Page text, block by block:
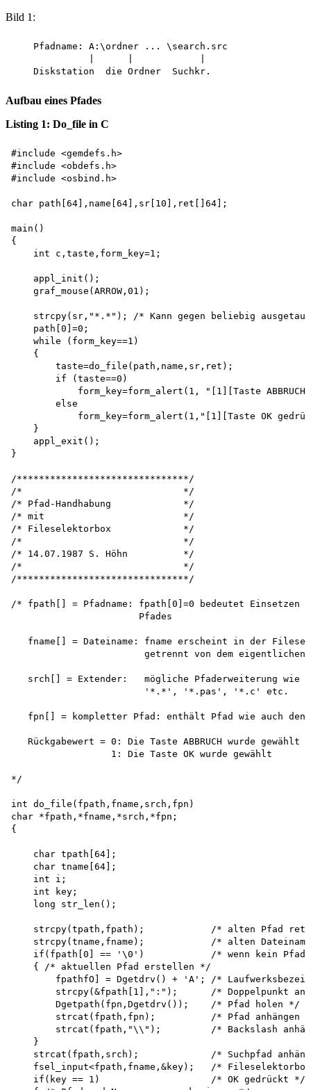
Bild 1:
    Pfadname: A:\ordner ... \search.src
Aufbau eines Pfades
Listing 1: Do_file in C
#include <gemdefs.h>
#include <obdefs.h>
#include <osbind.h>
char path[64],name[64],sr[10],ret[]64];
main()
{
    int c,taste,form_key=1;
    appl_init();
    graf_mouse(ARROW,01);
strcpy(sr,"*.*"); /* Kann gegen beliebig
    path[0]=0;
    while (form_key==1)
    {
        taste=do_file(path,name,sr,ret);
        if (taste==0)
form_key=form_alert(1, "[1][Taste
        else
form_key=form_alert(1,"[1][Taste OK
    }
    appl_exit();
}
/*******************************/
/*                             */
/* Pfad-Handhabung             */
/* mit                         */
/* Fileselektorbox             */
/*                             */
/* 14.07.1987 S. Höhn          */
/*                             */
/*******************************/
/* fpath[] = Pfadname: fpath[0]=0 bedeutet Einsetzen
                       Pfades
fname[] = Dateiname: fname erscheint in der
getrennt von dem eigentlichen
srch[] = Extender:   mögliche Pfaderweiterung wie
                        '*.*', '*.pas', '*.c' etc.
fpn[] = kompletter Pfad: enthält Pfad wie auch den
   Rückgabewert = 0: Die Taste ABBRUCH wurde gewählt
                  1: Die Taste OK wurde gewählt
*/
int do_file(fpath,fname,srch,fpn)
char *fpath,*fname,*srch,*fpn;
{
    char tpath[64];
    char tname[64];
    int i;
    int key;
    long str_len();
strcpy(tpath,fpath);            /* alten Pfad
strcpy(tname,fname);            /* alten
if(fpath[0] == '\0')            /* wenn kein Pfad
    { /* aktuellen Pfad erstellen */
fpathfO] = Dgetdrv() + 'A'; /*
strcpy(&fpath[1],":");      /* Doppelpunkt
        Dgetpath(fpn,Dgetdrv());    /* Pfad holen */
strcat(fpath,fpn);          /* Pfad anhängen
strcat(fpath,"\\");         /* Backslash
    }
strcat(fpath,srch);             /* Suchpfad
fsel_input<fpath,fname,&key);   /*
    if(key == 1)                    /* OK gedrückt */